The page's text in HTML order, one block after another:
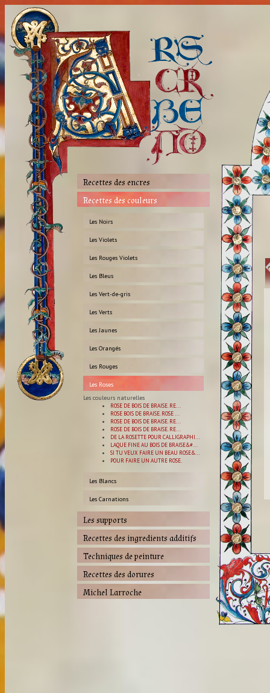
Recettes des encres
Recettes des couleurs
Les Noirs
Les Violets
Les Rouges Violets
Les Bleus
Les Vert-de-gris
Les Verts
Les Jaunes
Les Orangés
Les Rouges
Les Roses
Les couleurs naturelles
ROSE DE BOIS DE BRAISE. RE...
ROSE BOIS DE BRAISE. ROSE ...
ROSE DE BOIS DE BRAISE. RE...
ROSE DE BOIS DE BRAISE. RE...
DE LA ROSETTE POUR CALLIGRAPHI...
LAQUE FINE AU BOIS DE BRAISE&#...
SI TU VEUX FAIRE UN BEAU ROSE&...
POUR FAIRE UN AUTRE ROSE.
Les Blancs
Les Carnations
Les supports
Recettes des ingredients additifs
Techniques de peinture
Recettes des dorures
Michel Larroche